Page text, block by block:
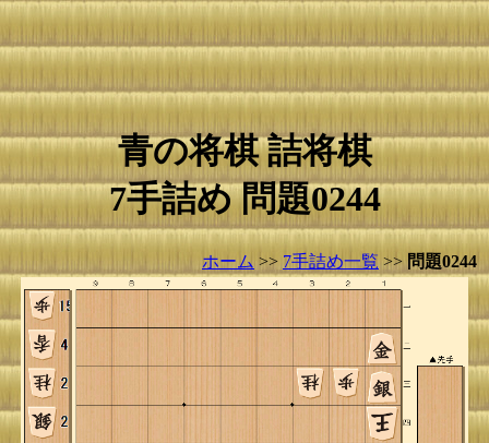
青の将棋 詰将棋
7手詰め 問題0244
ホーム >> 7手詰め一覧 >> 問題0244